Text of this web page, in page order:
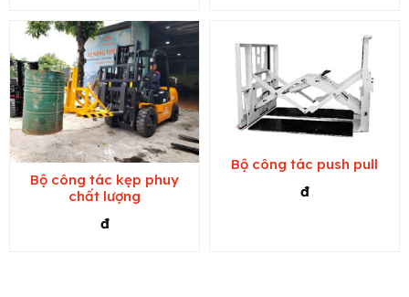
Bộ công tác kẹp phuy
chất lượng
đ
Bộ công tác push pull
đ